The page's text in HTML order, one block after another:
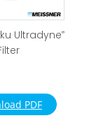
Ultradyne®
PDF